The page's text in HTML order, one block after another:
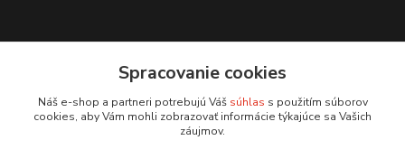
0915 707 737
(Po-Pia, 8-15 hod.)
Spracovanie cookies
Náš e-shop a partneri potrebujú Váš súhlas s použitím súborov
cookies, aby Vám mohli zobrazovať informácie týkajúce sa Vašich
záujmov.